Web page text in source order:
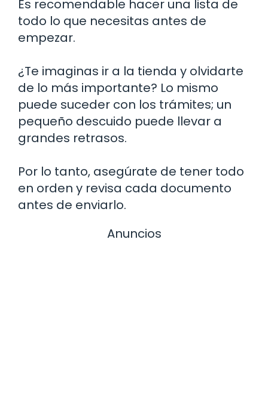
Es recomendable hacer una lista de
todo lo que necesitas antes de
empezar.
¿Te imaginas ir a la tienda y olvidarte
de lo más importante? Lo mismo
puede suceder con los trámites; un
pequeño descuido puede llevar a
grandes retrasos.
Por lo tanto, asegúrate de tener todo
en orden y revisa cada documento
antes de enviarlo.
Anuncios